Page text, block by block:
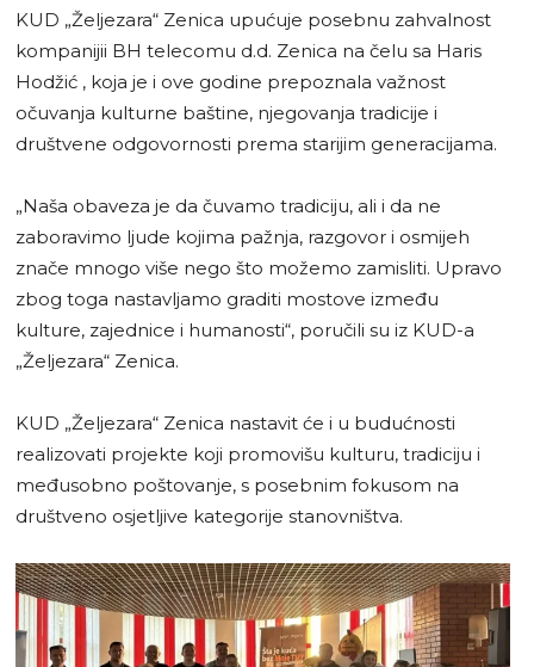
KUD „Željezara“ Zenica upućuje posebnu zahvalnost
kompanijii BH telecomu d.d. Zenica na čelu sa Haris
Hodžić , koja je i ove godine prepoznala važnost
očuvanja kulturne baštine, njegovanja tradicije i
društvene odgovornosti prema starijim generacijama.
„Naša obaveza je da čuvamo tradiciju, ali i da ne
zaboravimo ljude kojima pažnja, razgovor i osmijeh
znače mnogo više nego što možemo zamisliti. Upravo
zbog toga nastavljamo graditi mostove između
kulture, zajednice i humanosti“, poručili su iz KUD-a
„Željezara“ Zenica.
KUD „Željezara“ Zenica nastavit će i u budućnosti
realizovati projekte koji promovišu kulturu, tradiciju i
međusobno poštovanje, s posebnim fokusom na
društveno osjetljive kategorije stanovništva.